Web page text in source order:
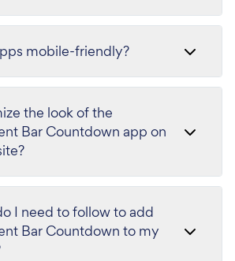
mobile-friendly?
the look of the
Bar Countdown app on
I need to follow to add
Bar Countdown to my